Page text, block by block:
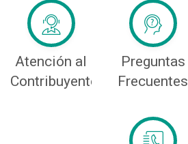
Atención al
Contribuyente
Preguntas
Frecuentes